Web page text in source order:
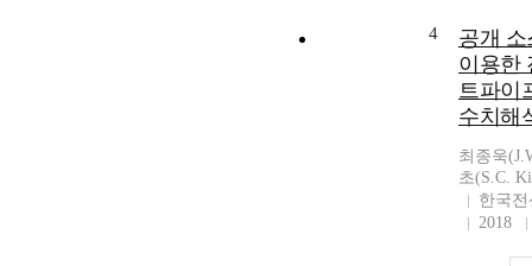
4
공개
이용한
트파이
수치해
최종욱
초(S.C.
한국
2018